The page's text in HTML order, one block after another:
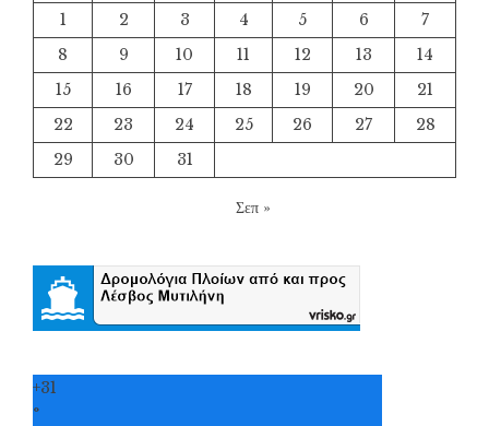
1
2 3 4 5 6
7
8
9 10 11 12 13
14
15
16 17 18 19 20
21
22
23 24 25 26 27
28
29
30 31
Σεπ »
+31
°